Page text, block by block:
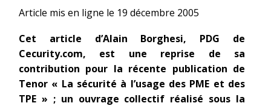
Article mis en ligne le 19 décembre 2005
Cet article d’Alain Borghesi, PDG de
Cecurity.com, est une reprise de sa
contribution pour la récente publication de
Tenor « La sécurité à l’usage des PME et des
TPE » ; un ouvrage collectif réalisé sous la